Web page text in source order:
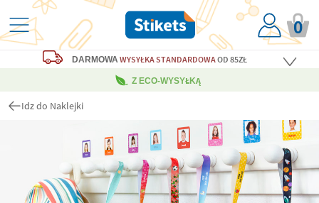
0
DARMOWA WYSYŁKA STANDARDOWAOD 85ZŁ
Z ECO-WYSYŁKĄ
Idz do Naklejki